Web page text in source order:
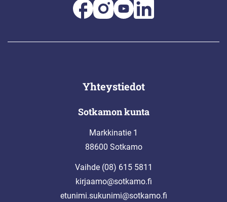
Yhteystiedot
Sotkamon kunta
Markkinatie 1
88600 Sotkamo
Vaihde (08) 615 5811
kirjaamo@sotkamo.fi
etunimi.sukunimi@sotkamo.fi